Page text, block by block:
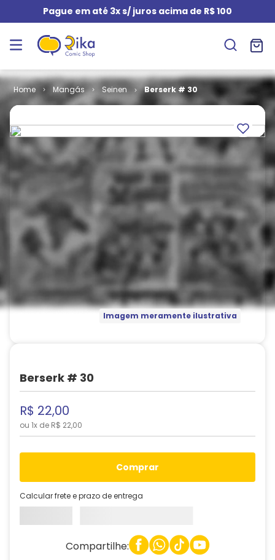
Pague em até 3x s/ juros acima de R$ 100
Mangás Seinen Berserk # 30
Imagem meramente ilustrativa
Berserk # 30
R$ 22,00
ou 1x de R$ 22,00
comprar
Calcular frete e prazo de entrega
Compartilhe: